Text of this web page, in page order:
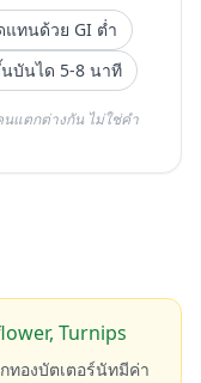
แทนด้วย GI ต่ำ
บันได 5-8 นาที
แตกต่างกัน ไม่ใช่คำ
Turnips
องบัตเตอร์นัทมีค่า